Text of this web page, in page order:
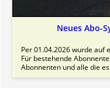
Neues Abo-
Per 01.04.2026 wurde auf
Für bestehende
Abonnenten und alle die